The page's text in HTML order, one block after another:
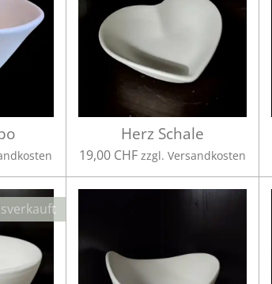
Herz Schale
19,00 CHF zzgl. Versandkosten